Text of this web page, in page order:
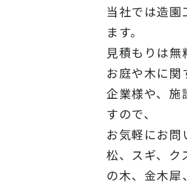
当社では造園
ます。
見積もりは
お庭や木に関
企業様や、施
すので、
お気軽にお問
松、スギ、ク
の木、金木犀